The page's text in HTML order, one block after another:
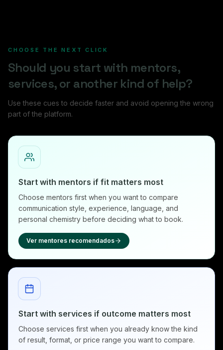
CHOOSE THE NEXT CLICK
Should you start with mentors,
services, or another kind of help?
Use these cues to decide faster and avoid opening the wrong
part of the platform.
Start with mentors if fit matters most
Choose mentors first when you want to compare
communication style, experience, language, and
personal chemistry before deciding what to book.
Ver mentores recomendados
Start with services if outcome matters most
Choose services first when you already know the kind
of result, format, or price range you want to compare.